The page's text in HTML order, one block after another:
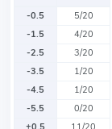
-0.5
5/20
-1.5
4/20
-2.5
3/20
-3.5
1/20
-4.5
1/20
-5.5
0/20